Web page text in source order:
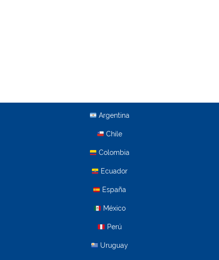
Argentina
Chile
Colombia
Ecuador
España
México
Perú
Uruguay